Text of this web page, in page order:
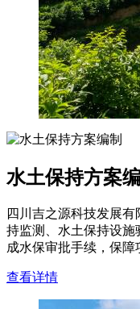
水土保持方案
四川吉之源科技发展
持监测、水土保持设
成水保审批手续，保障
查看详情